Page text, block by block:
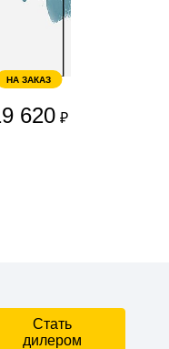
НА ЗАКАЗ
620 ₽
Стать
дилером